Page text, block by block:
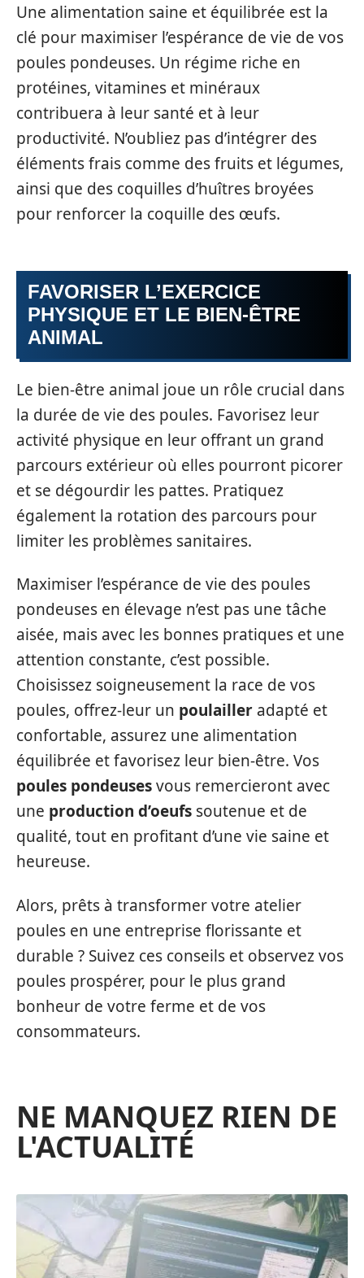
Une alimentation saine et équilibrée est la
clé pour maximiser l’espérance de vie de vos
poules pondeuses. Un régime riche en
protéines, vitamines et minéraux
contribuera à leur santé et à leur
productivité. N’oubliez pas d’intégrer des
éléments frais comme des fruits et légumes,
ainsi que des coquilles d’huîtres broyées
pour renforcer la coquille des œufs.
FAVORISER L’EXERCICE
PHYSIQUE ET LE BIEN-ÊTRE
ANIMAL
Le bien-être animal joue un rôle crucial dans
la durée de vie des poules. Favorisez leur
activité physique en leur offrant un grand
parcours extérieur où elles pourront picorer
et se dégourdir les pattes. Pratiquez
également la rotation des parcours pour
limiter les problèmes sanitaires.
Maximiser l’espérance de vie des poules
pondeuses en élevage n’est pas une tâche
aisée, mais avec les bonnes pratiques et une
attention constante, c’est possible.
Choisissez soigneusement la race de vos
poules, offrez-leur un poulailler adapté et
confortable, assurez une alimentation
équilibrée et favorisez leur bien-être. Vos
poules pondeusesvous remercieront avec
une production d’oeufs soutenue et de
qualité, tout en profitant d’une vie saine et
heureuse.
Alors, prêts à transformer votre atelier
poules en une entreprise florissante et
durable ? Suivez ces conseils et observez vos
poules prospérer, pour le plus grand
bonheur de votre ferme et de vos
consommateurs.
NE MANQUEZ RIEN DE
L'ACTUALITÉ